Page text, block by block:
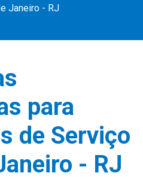
Janeiro - RJ
para
de Serviço
- RJ